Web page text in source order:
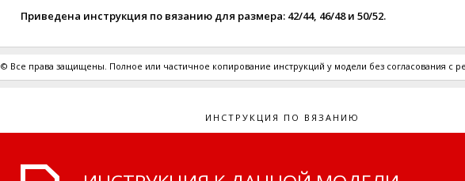
MAJA CELINÉ
PROBST
Приведена инструкция по вязанию для размера: 42/44, 46/48 и 50/52.
© Все права защищены. Полное или частичное копирование инструкций у модели без согласования с
ИНСТРУКЦИЯ ПО ВЯЗАНИЮ